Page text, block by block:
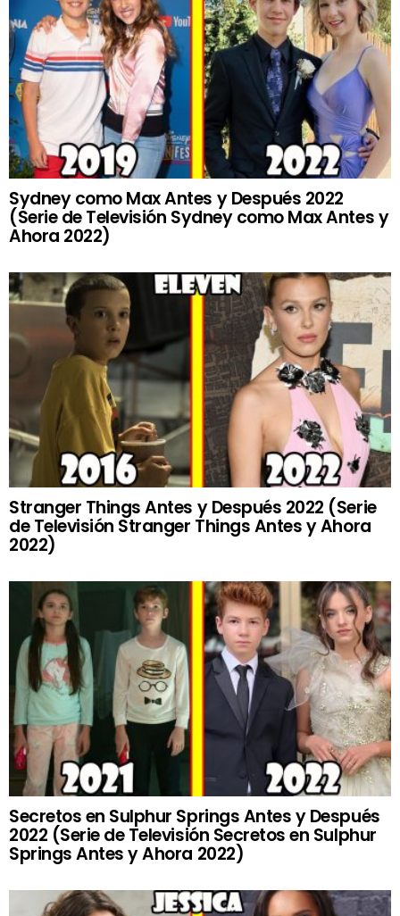
Sydney como Max Antes y Después 2022
(Serie de Televisión Sydney como Max Antes y
Ahora 2022)
Stranger Things Antes y Después 2022 (Serie
de Televisión Stranger Things Antes y Ahora
2022)
Secretos en Sulphur Springs Antes y Después
2022 (Serie de Televisión Secretos en Sulphur
Springs Antes y Ahora 2022)